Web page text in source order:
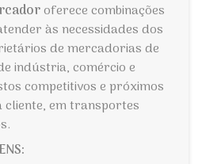
oferece combinações
às necessidades dos
de mercadorias de
indústria, comércio e
competitivos e próximos
em transportes